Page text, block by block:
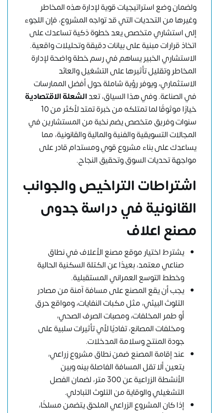
ولضمان وضع استراتيجيات قوية لإدارة هذه المخاطر
وغيرها من التحديات التي قد تواجه المشروع، فإن اللجوء
إلى استشاري متخصص يعد خطوة ذكية تساعدك على
اتخاذ قرارات مبنية على بيانات دقيقة وتحليلات واقعية.
الاستشاري الخبير يساهم في رسم خطة واضحة لإدارة
المخاطر وتقليل تأثيرها على التشغيل والعائد
الاستثماري، ويوفر رؤية شاملة حول أفضل الممارسات
في الصناعة. وفي هذا السياق، تعدالشعلة الاقتصادية
خيارًا موثوقًا لما تمتلكه من خبرة تمتد لأكثر من 10
سنوات وفريق متخصص يضم نخبة من المستشارين في
المجالات التسويقية والفنية والمالية والقانونية، مما
يساعدك على بناء مشروع قوي ومستدام قادر على
مواجهة تحديات السوق وتحقيق النجاح.
اشتراطات التراخيص والجوانب
القانونية في دراسة جدوى
مصنع اعلاف
يشترط اختيار موقع مصنع الأعلاف في نطاق
صناعي معتمد، بعيدًا عن الكتلة السكنية الحالية
وخطط التوسع العمراني المستقبلية.
يجب أن يقع المصنع على مسافة آمنة من مصادر
التلوث البيئي، مثل مكبات النفايات، ومواقع حرق
أو طمر المخلفات، ومصبات الصرف الصحي،
ومخلفات المصانع، تفاديًا لأي تأثيرات سلبية على
جودة المنتج وسلامة المدخلات.
عند إقامة المصنع ضمن نطاق مشروع زراعي،
يتعين ألا تقل المسافة الفاصلة بينه وبين
الأنشطة الزراعية عن 300 متر، لضمان الفصل
التشغيلي والوقاية من التلوث التبادلي.
إذا كان المشروع الزراعي الملحق يتضمن مسلخًا،